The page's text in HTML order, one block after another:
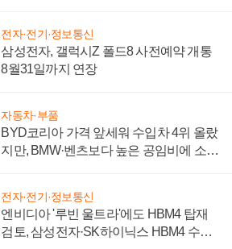
전자·전기·정보통신
삼성전자, 갤럭시Z 폴드8 사전예약 개통
8월31일까지 연장
자동차·부품
BYD코리아 가격 앞세워 수입차 4위 올랐
지만, BMW·벤츠보다 높은 공임비에 소비
전자·전기·정보통신
엔비디아 '루빈 울트라'에도 HBM4 탑재
검토, 삼성전자·SK하이닉스 HBM4 수율